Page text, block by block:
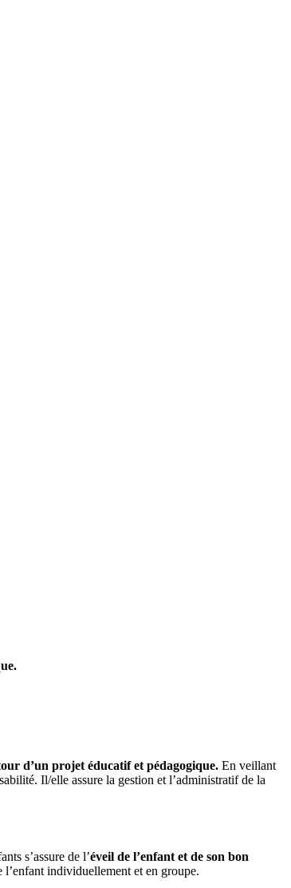
d’un projet éducatif et pédagogique. En veillant
Il/elle assure la gestion et l’administratif de la
s’assure de l’éveil de l’enfant et de son bon
individuellement et en groupe.